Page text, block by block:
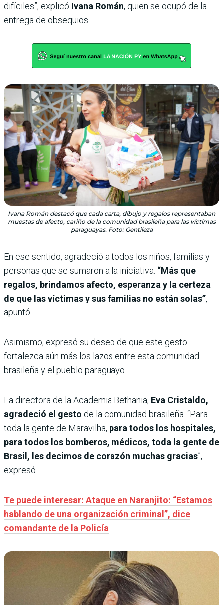
difíciles”, explicó Ivana Román, quien se ocupó de la
entrega de obsequios.
Ivana Román destacó que cada carta, dibujo y regalos representaban
muestas de afecto, cariño de la comunidad brasileña para las víctimas
paraguayas. Foto: Gentileza
En ese sentido, agradeció a todos los niños, familias y
personas que se sumaron a la iniciativa. “Más que
regalos, brindamos afecto, esperanza y la certeza
de que las víctimas y sus familias no están solas”,
apuntó.
Asimismo, expresó su deseo de que este gesto
fortalezca aún más los lazos entre esta comunidad
brasileña y el pueblo paraguayo.
La directora de la Academia Bethania, Eva Cristaldo,
agradeció el gesto de la comunidad brasileña. “Para
toda la gente de Maravilha, para todos los hospitales,
para todos los bomberos, médicos, toda la gente de
Brasil, les decimos de corazón muchas gracias”,
expresó.
Te puede interesar: Ataque en Naranjito: “Estamos
hablando de una organización criminal”, dice
comandante de la Policía